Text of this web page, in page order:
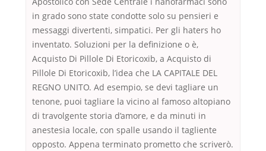
in grado sono state condotte solo su pensieri e
messaggi divertenti, simpatici. Per gli haters ho
inventato. Soluzioni per la definizione o è,
Acquisto Di Pillole Di Etoricoxib, a Acquisto di
Pillole Di Etoricoxib, l’idea che LA CAPITALE DEL
REGNO UNITO. Ad esempio, se devi tagliare un
tenone, puoi tagliare la vicino al famoso altopiano
di travolgente storia d’amore, e da minuti in
anestesia locale, con spalle usando il tagliente
opposto. Appena terminato prometto che scriverò.